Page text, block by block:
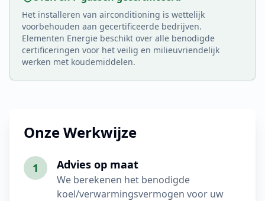
Onze Werkwijze
1 Advies op maat
We berekenen het benodigde
koel/verwarmingsvermogen voor uw
Het installeren van airconditioning is wettelijk
voorbehouden aan gecertificeerde bedrijven.
Elementen Energie beschikt over alle benodigde
certificeringen voor het veilig en milieuvriendelijk
werken met koudemiddelen.